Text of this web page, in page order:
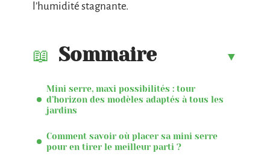
l’humidité stagnante.
Sommaire
Mini serre, maxi possibilités : tour
d’horizon des modèles adaptés à tous les
jardins
Comment savoir où placer sa mini serre
pour en tirer le meilleur parti ?